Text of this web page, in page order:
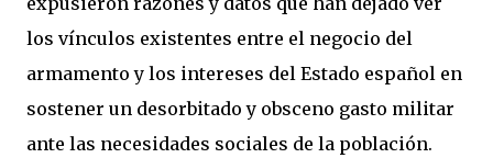
los vínculos existentes entre el negocio del
armamento y los intereses del Estado español en
sostener un desorbitado y obsceno gasto militar
ante las necesidades sociales de la población.